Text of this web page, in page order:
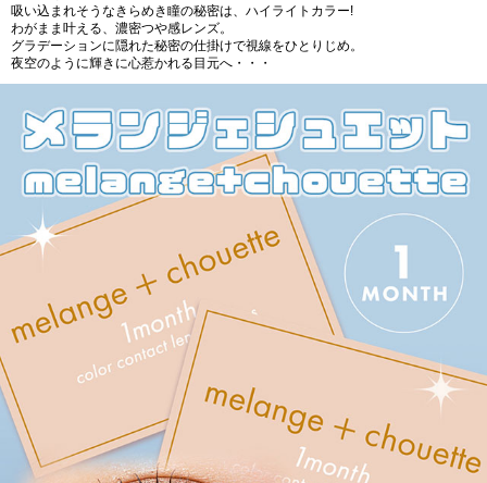
吸い込まれそうなきらめき瞳の秘密は、ハイライトカラー!
わがまま叶える、濃密つや感レンズ。
グラデーションに隠れた秘密の仕掛けで視線をひとりじめ。
夜空のように輝きに心惹かれる目元へ・・・